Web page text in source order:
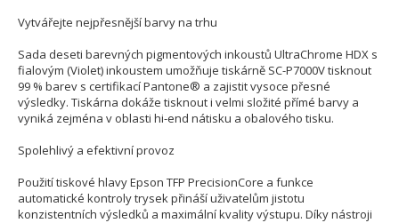
Vytvářejte nejpřesnější barvy na trhu
Sada deseti barevných pigmentových inkoustů UltraChrome HDX s
fialovým (Violet) inkoustem umožňuje tiskárně SC-P7000V tisknout
99 % barev s certifikací Pantone® a zajistit vysoce přesné
výsledky. Tiskárna dokáže tisknout i velmi složité přímé barvy a
vyniká zejména v oblasti hi-end nátisku a obalového tisku.
Spolehlivý a efektivní provoz
Použití tiskové hlavy Epson TFP PrecisionCore a funkce
automatické kontroly trysek přináší uživatelům jistotu
konzistentních výsledků a maximální kvality výstupu. Díky nástroji